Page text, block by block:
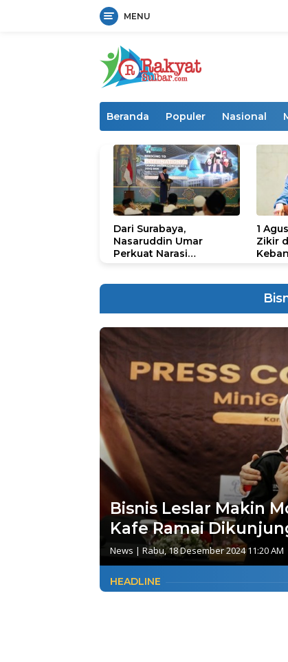
MENU
Beranda Populer Nasional
Dari Surabaya,
Nasaruddin Umar
Perkuat Narasi
1
Zikir
Bisnis Leslar Makin
Kafe Ramai
News | Rabu, 18 Desember 2024 11:20 AM
HEADLINE